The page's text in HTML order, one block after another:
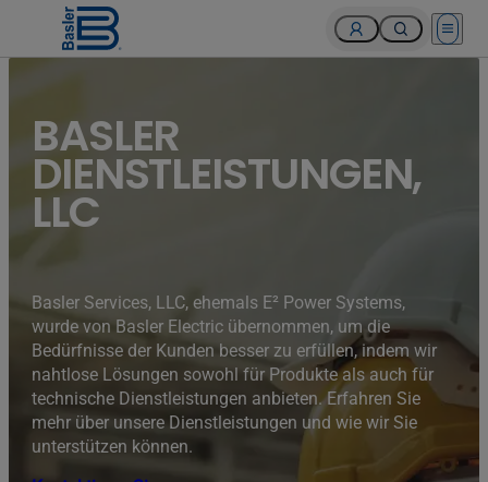
Open
BASLER
DIENSTLEISTUNGEN,
LLC
Basler Services, LLC, ehemals E² Power Systems,
wurde von Basler Electric übernommen, um die
Bedürfnisse der Kunden besser zu erfüllen, indem wir
nahtlose Lösungen sowohl für Produkte als auch für
technische Dienstleistungen anbieten. Erfahren Sie
mehr über unsere Dienstleistungen und wie wir Sie
unterstützen können.